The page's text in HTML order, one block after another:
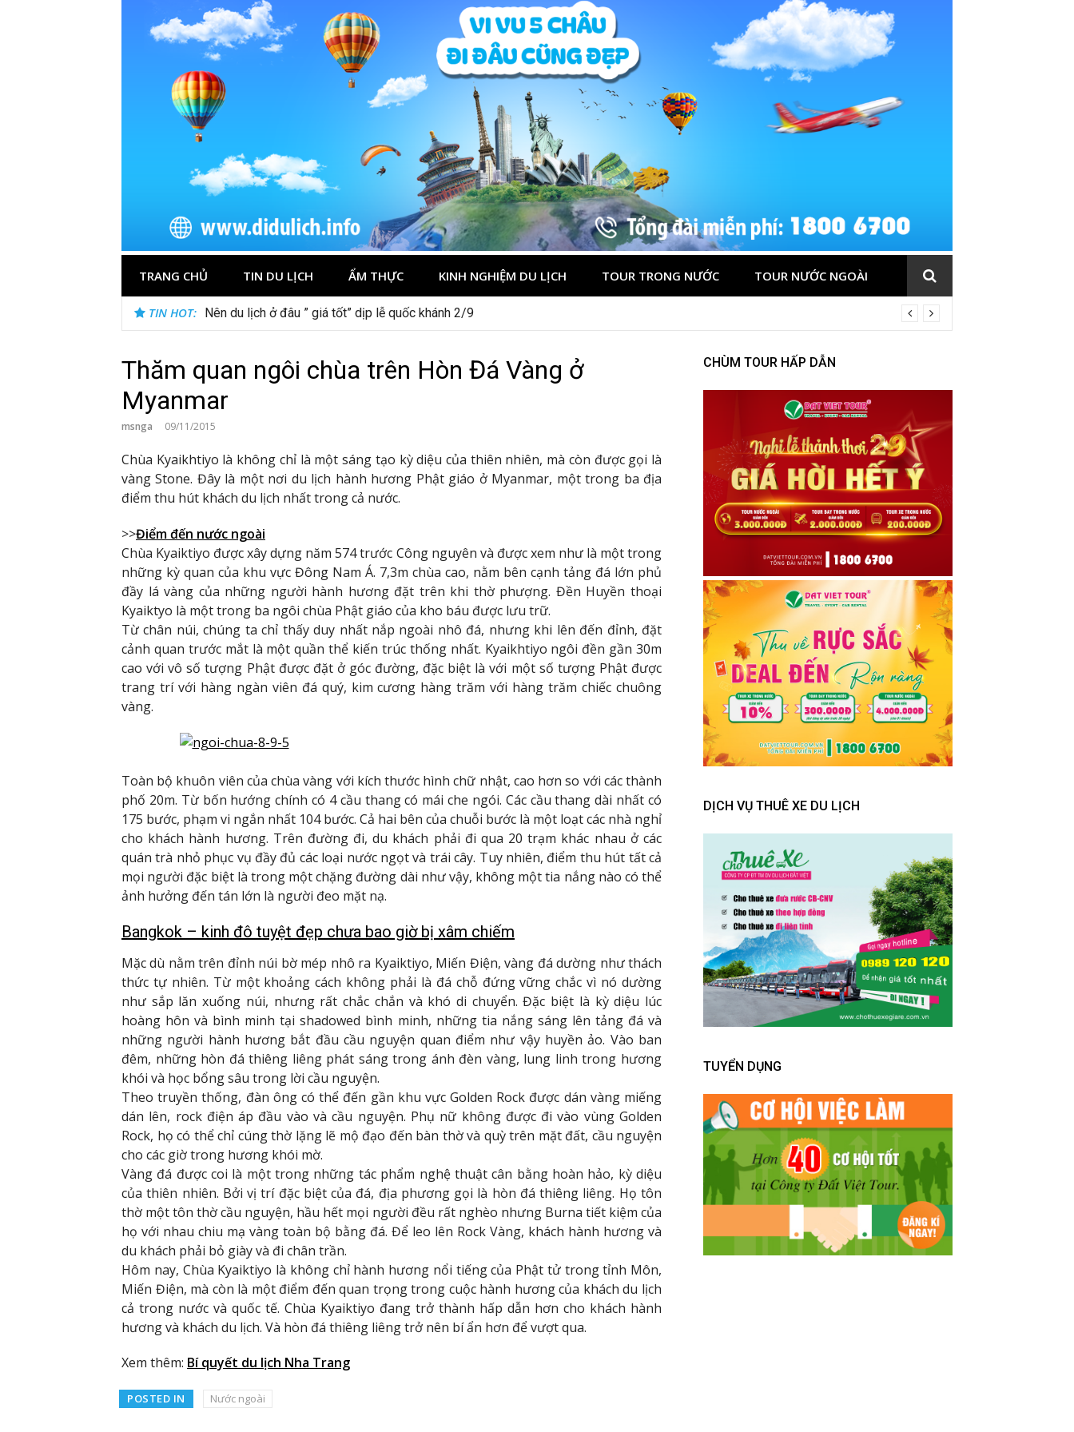
TRANG CHỦ TIN DU LỊCH ẨM THỰC KINH NGHIỆM DU LỊCH TOUR TRONG NƯỚC TOUR NƯỚC NGOÀI
TIN HOT: Nên du lịch ở đâu ” giá tốt” dịp lễ quốc khánh 2/9
Thăm quan ngôi chùa trên Hòn Đá Vàng ở
Myanmar
msnga 09/11/2015
Chùa Kyaikhtiyo là không chỉ là một sáng tạo kỳ diệu của thiên nhiên, mà còn được gọi là
vàng Stone. Đây là một nơi du lịch hành hương Phật giáo ở Myanmar, một trong ba địa
điểm thu hút khách du lịch nhất trong cả nước.
>>Điểm đến nước ngoài
Chùa Kyaiktiyo được xây dựng năm 574 trước Công nguyên và được xem như là một trong
những kỳ quan của khu vực Đông Nam Á. 7,3m chùa cao, nằm bên cạnh tảng đá lớn phủ
đầy lá vàng của những người hành hương đặt trên khi thờ phượng. Đền Huyền thoại
Kyaiktyo là một trong ba ngôi chùa Phật giáo của kho báu được lưu trữ.
Từ chân núi, chúng ta chỉ thấy duy nhất nắp ngoài nhô đá, nhưng khi lên đến đỉnh, đặt
cảnh quan trước mắt là một quần thể kiến ​​trúc thống nhất. Kyaikhtiyo ngôi đền gần 30m
cao với vô số tượng Phật được đặt ở góc đường, đặc biệt là với một số tượng Phật được
trang trí với hàng ngàn viên đá quý, kim cương hàng trăm với hàng trăm chiếc chuông
vàng.
Toàn bộ khuôn viên của chùa vàng với kích thước hình chữ nhật, cao hơn so với các thành
phố 20m. Từ bốn hướng chính có 4 cầu thang có mái che ngói. Các cầu thang dài nhất có
175 bước, phạm vi ngắn nhất 104 bước. Cả hai bên của chuỗi bước là một loạt các nhà nghỉ
cho khách hành hương. Trên đường đi, du khách phải đi qua 20 trạm khác nhau ở các
quán trà nhỏ phục vụ đầy đủ các loại nước ngọt và trái cây. Tuy nhiên, điểm thu hút tất cả
mọi người đặc biệt là trong một chặng đường dài như vậy, không một tia nắng nào có thể
ảnh hưởng đến tán lớn là người đeo mặt nạ.
Bangkok – kinh đô tuyệt đẹp chưa bao giờ bị xâm chiếm
Mặc dù nằm trên đỉnh núi bờ mép nhô ra Kyaiktiyo, Miến Điện, vàng đá dường như thách
thức tự nhiên. Từ một khoảng cách không phải là đá chỗ đứng vững chắc vì nó dường
như sắp lăn xuống núi, nhưng rất chắc chắn và khó di chuyển. Đặc biệt là kỳ diệu lúc
hoàng hôn và bình minh tại shadowed bình minh, những tia nắng sáng lên tảng đá và
những người hành hương bắt đầu cầu nguyện quan điểm như vậy huyền ảo. Vào ban
đêm, những hòn đá thiêng liêng phát sáng trong ánh đèn vàng, lung linh trong hương
khói và học bổng sâu trong lời cầu nguyện.
Theo truyền thống, đàn ông có thể đến gần khu vực Golden Rock được dán vàng miếng
dán lên, rock điện áp đầu vào và cầu nguyện. Phụ nữ không được đi vào vùng Golden
Rock, họ có thể chỉ cúng thờ lặng lẽ mộ đạo đến bàn thờ và quỳ trên mặt đất, cầu nguyện
cho các giờ trong hương khói mờ.
Vàng đá được coi là một trong những tác phẩm nghệ thuật cân bằng hoàn hảo, kỳ diệu
của thiên nhiên. Bởi vị trí đặc biệt của đá, địa phương gọi là hòn đá thiêng liêng. Họ tôn
thờ một tôn thờ cầu nguyện, hầu hết mọi người đều rất nghèo nhưng Burna tiết kiệm của
họ với nhau chiu mạ vàng toàn bộ bằng đá. Để leo lên Rock Vàng, khách hành hương và
du khách phải bỏ giày và đi chân trần.
Hôm nay, Chùa Kyaiktiyo là không chỉ hành hương nổi tiếng của Phật tử trong tỉnh Môn,
Miến Điện, mà còn là một điểm đến quan trọng trong cuộc hành hương của khách du lịch
cả trong nước và quốc tế. Chùa Kyaiktiyo đang trở thành hấp dẫn hơn cho khách hành
hương và khách du lịch. Và hòn đá thiêng liêng trở nên bí ẩn hơn để vượt qua.
Xem thêm: Bí quyết du lịch Nha Trang
POSTED IN Nước ngoài
CHÙM TOUR HẤP DẪN
DỊCH VỤ THUÊ XE DU LỊCH
TUYỂN DỤNG